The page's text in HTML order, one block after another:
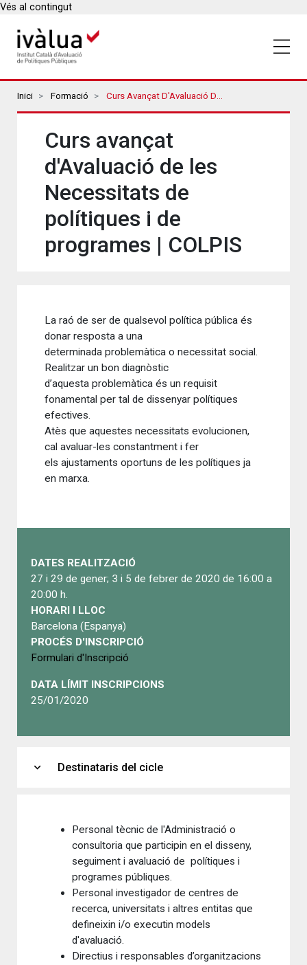
Vés al contingut
Breadcrumbs
Inici Formació Curs Avançat D'Avaluació De Les Necessitats De Polítiques I De Programes | COLPIS
Curs avançat
d'Avaluació de les
Necessitats de
polítiques i de
programes | COLPIS
La raó de ser de qualsevol política pública és
donar resposta a una
determinada problemàtica o necessitat social.
Realitzar un bon diagnòstic
d’aquesta problemàtica és un requisit
fonamental per tal de dissenyar polítiques
efectives.
Atès que aquestes necessitats evolucionen,
cal avaluar-les constantment i fer
els ajustaments oportuns de les polítiques ja
en marxa.
DATES REALITZACIÓ
27 i 29 de gener; 3 i 5 de febrer de 2020 de 16:00 a
20:00 h.
HORARI I LLOC
Barcelona (Espanya)
PROCÉS D'INSCRIPCIÓ
Formulari d'Inscripció
DATA LÍMIT INSCRIPCIONS
25/01/2020
expand_more Destinataris del cicle
Personal tècnic de l'Administració o
consultoria que participin en el disseny,
seguiment i avaluació de polítiques i
programes públiques.
Personal investigador de centres de
recerca, universitats i altres entitas que
defineixin i/o executin models
d'avaluació.
Directius i responsables d’organitzacions